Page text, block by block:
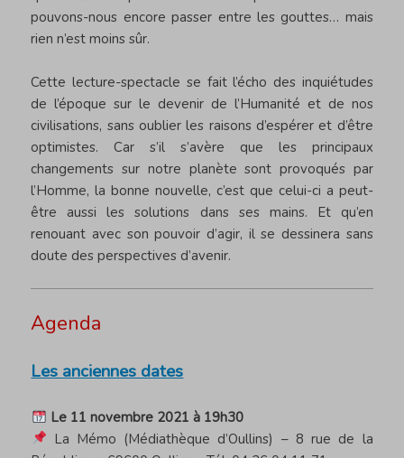
pouvons-nous encore passer entre les gouttes… mais
rien n’est moins sûr.
Cette lecture-spectacle se fait l’écho des inquiétudes
de l’époque sur le devenir de l’Humanité et de nos
civilisations, sans oublier les raisons d’espérer et d’être
optimistes. Car s’il s’avère que les principaux
changements sur notre planète sont provoqués par
l’Homme, la bonne nouvelle, c’est que celui-ci a peut-
être aussi les solutions dans ses mains. Et qu’en
renouant avec son pouvoir d’agir, il se dessinera sans
doute des perspectives d’avenir.
Agenda
Les anciennes dates
Le 11 novembre 2021 à 19h30
La Mémo (Médiathèque d’Oullins) – 8 rue de la